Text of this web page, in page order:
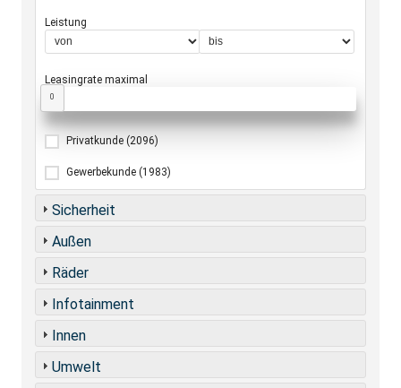
Leistung
Leasingrate maximal
0
Privatkunde (2096)
Gewerbekunde (1983)
Sicherheit
Außen
Räder
Infotainment
Innen
Umwelt